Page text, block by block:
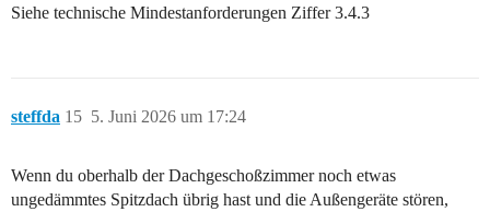
Siehe technische Mindestanforderungen Ziffer 3.4.3
steffda 5. Juni 2026 um 17:24
15
Wenn du oberhalb der Dachgeschoßzimmer noch etwas
ungedämmtes Spitzdach übrig hast und die Außengeräte stören,